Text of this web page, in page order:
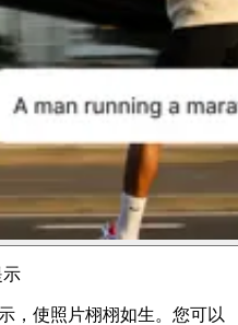
示
，使照片栩栩如生。您可以